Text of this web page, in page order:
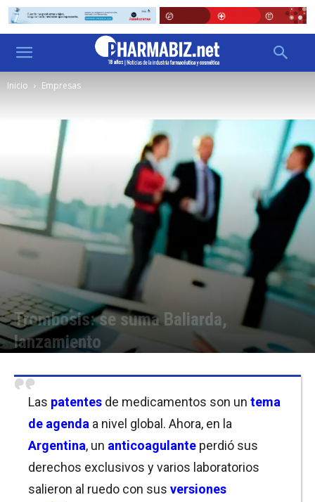
Inicio Empresas
Trombosis: se suma Baliarda,
lanzamiento
Las patentes de medicamentos son un tema
de agenda a nivel global. Ahora, en la
Argentina, un anticoagulante perdió sus
derechos exclusivos y varios laboratorios
salieron al ruedo con sus versiones